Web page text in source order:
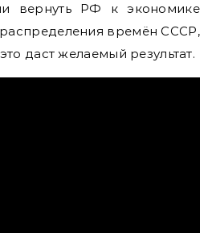
вернуть РФ к экономике
времён СССР,
даст желаемый результат.